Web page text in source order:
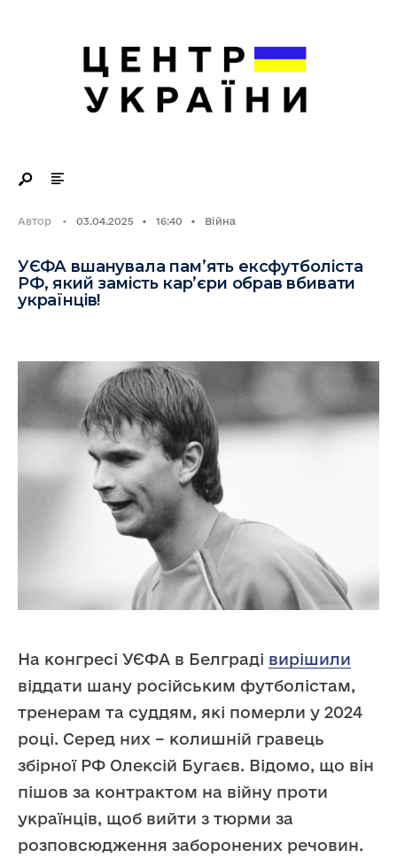
Автор • 03.04.2025 • 16:40 • Війна
УЄФА вшанувала пам’ять ексфутболіста
РФ, який замість кар’єри обрав вбивати
українців!
На конгресі УЄФА в Белграді вирішили
віддати шану російським футболістам,
тренерам та суддям, які померли у 2024
році. Серед них – колишній гравець
збірної РФ Олексій Бугаєв. Відомо, що він
пішов за контрактом на війну проти
українців, щоб вийти з тюрми за
розповсюдження заборонених речовин.